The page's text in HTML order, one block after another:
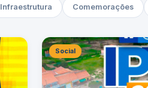
Infraestrutura Comemorações
Social